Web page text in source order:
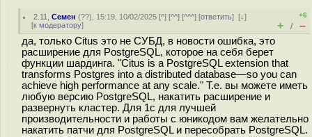
2.11 ,Семен (??), 15:19, 10/02/2025 [^] [^^] [^^^] [ответить][↓]
[к модератору]
+6
+ / –
да, только Сitus это не СУБД, в новости ошибка, это
расширение для PostgreSQL, которое на себя берет
функции шардинга. "Citus is a PostgreSQL extension that
transforms Postgres into a distributed database—so you can
achieve high performance at any scale." Т.е. вы можете иметь
любую версию PostgreSQL, накатить расширение и
развернуть кластер. Для 1c для лучшей
производительности и работы с юникодом вам желательно
накатить патчи для PostgreSQL и пересобрать PostgreSQL.